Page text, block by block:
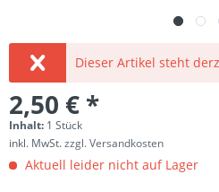
Dieser Artikel steht
2,50 € *
Inhalt: 1 Stück
inkl. MwSt.zzgl. Versandkosten
Aktuell leider nicht auf Lager